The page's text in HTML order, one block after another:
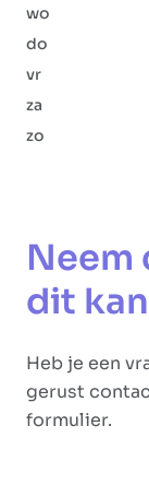
wo
do
vr
za
zo
Neem
dit
Heb je een
gerust
formulier.